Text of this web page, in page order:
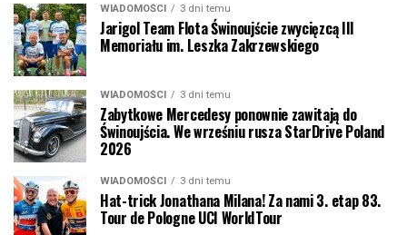
WIADOMOŚCI 3 dni temu
Jarigol Team Flota Świnoujście zwycięzcą III
Memoriału im. Leszka Zakrzewskiego
WIADOMOŚCI 3 dni temu
Zabytkowe Mercedesy ponownie zawitają do
Świnoujścia. We wrześniu rusza StarDrive Poland
2026
WIADOMOŚCI 3 dni temu
Hat-trick Jonathana Milana! Za nami 3. etap 83.
Tour de Pologne UCI WorldTour